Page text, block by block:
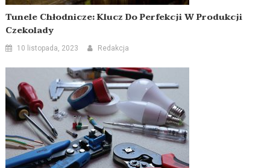
Tunele Chłodnicze: Klucz Do Perfekcji W Produkcji
Czekolady
10 listopada, 2023 Redakcja